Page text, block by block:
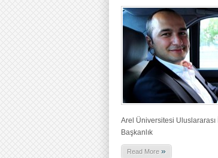
Arel Üniversitesi Uluslararası
Başkanlık
Read More »